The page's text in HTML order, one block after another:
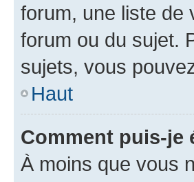
forum, une liste de
forum ou du sujet.
sujets, vous
Haut
Comment puis-je
À moins que vous